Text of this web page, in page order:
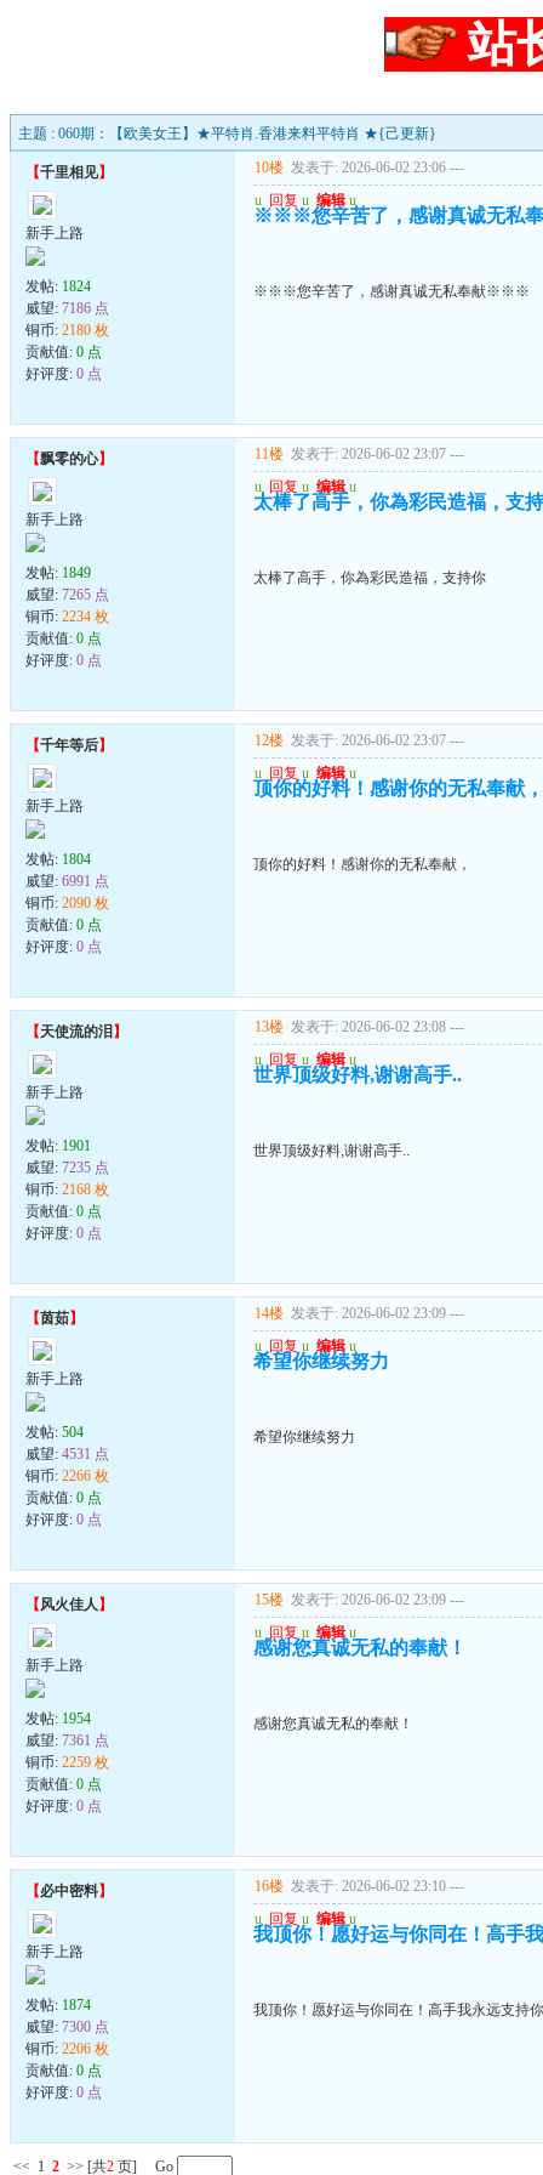
站
主题 : 060期：【欧美女王】★平特肖.香港来料平特肖 ★{己更新}
【千里相见】
新手上路
发帖: 1824
威望: 7186 点
铜币: 2180 枚
贡献值: 0 点
好评度: 0 点
10楼 发表于: 2026-06-02 23:06 ---
u 回复 u 编辑 u
※※※您辛苦了，感谢真诚无
※※※您辛苦了，感谢真诚无私奉献※※※
【飘零的心】
新手上路
发帖: 1849
威望: 7265 点
铜币: 2234 枚
贡献值: 0 点
好评度: 0 点
11楼 发表于: 2026-06-02 23:07 ---
u 回复 u 编辑 u
太棒了高手，你為彩民造福，支
太棒了高手，你為彩民造福，支持你
【千年等后】
新手上路
发帖: 1804
威望: 6991 点
铜币: 2090 枚
贡献值: 0 点
好评度: 0 点
12楼 发表于: 2026-06-02 23:07 ---
u 回复 u 编辑 u
顶你的好料！感谢你的无私奉献，
顶你的好料！感谢你的无私奉献，
【天使流的泪 】
新手上路
发帖: 1901
威望: 7235 点
铜币: 2168 枚
贡献值: 0 点
好评度: 0 点
13楼 发表于: 2026-06-02 23:08 ---
u 回复 u 编辑 u
世界顶级好料,谢谢高手..
世界顶级好料,谢谢高手..
【茵茹】
新手上路
发帖: 504
威望: 4531 点
铜币: 2266 枚
贡献值: 0 点
好评度: 0 点
14楼 发表于: 2026-06-02 23:09 ---
u 回复 u 编辑 u
希望你继续努力
希望你继续努力
【风火佳人 】
新手上路
发帖: 1954
威望: 7361 点
铜币: 2259 枚
贡献值: 0 点
好评度: 0 点
15楼 发表于: 2026-06-02 23:09 ---
u 回复 u 编辑 u
感谢您真诚无私的奉献！
感谢您真诚无私的奉献！
【必中密料】
新手上路
发帖: 1874
威望: 7300 点
铜币: 2206 枚
贡献值: 0 点
好评度: 0 点
16楼 发表于: 2026-06-02 23:10 ---
u 回复 u 编辑 u
我顶你！愿好运与你同在！高手
我顶你！愿好运与你同在！高手我永远支持
<< 1 2 >> [共2 页] Go